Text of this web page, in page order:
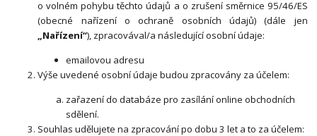
o volném pohybu těchto údajů a o zrušení směrnice 95/46/ES
(obecné nařízení o ochraně osobních údajů) (dále jen
„Nařízení“), zpracovával/a následující osobní údaje:
emailovou adresu
Výše uvedené osobní údaje budou zpracovány za účelem:
zařazení do databáze pro zasílání online obchodních
sdělení.
Souhlas udělujete na zpracování po dobu 3 let a to za účelem: